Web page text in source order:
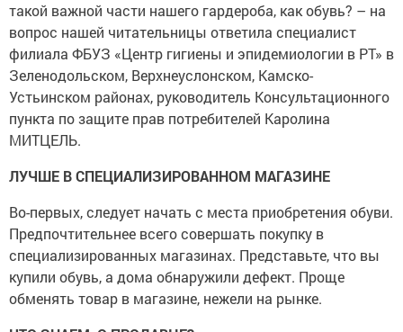
такой важной части нашего гардероба, как обувь? – на
вопрос нашей читательницы ответила специалист
филиала ФБУЗ «Центр гигиены и эпидемиологии в РТ» в
Зеленодольском, Верхнеуслонском, Камско-
Устьинском районах, руководитель Консультационного
пункта по защите прав потребителей Каролина
МИТЦЕЛЬ.
ЛУЧШЕ В СПЕЦИАЛИЗИРОВАННОМ МАГАЗИНЕ
Во-первых, следует начать с места приобретения обуви.
Предпочтительнее всего совершать покупку в
специализированных магазинах. Представьте, что вы
купили обувь, а дома обнаружили дефект. Проще
обменять товар в магазине, нежели на рынке.